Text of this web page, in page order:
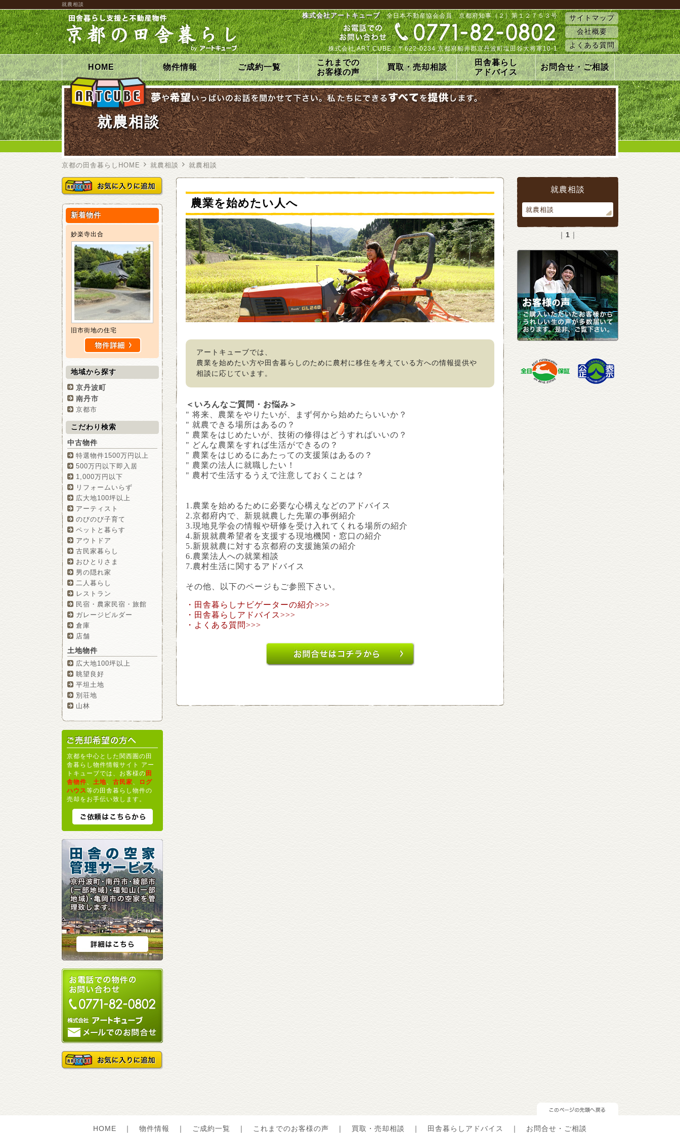
就農相談
株式会社アートキューブ全日本不動産協会会員 京都府知事（２）第１２７５３号
株式会社 ART CUBE：〒622-0234 京都府船井郡京丹波町塩田谷大将軍10-1
サイトマップ
会社概要
よくある質問
HOME 物件情報 ご成約一覧
これまでの
お客様の声
買取・売却相談
田舎暮らし
アドバイス
お問合せ・ご相談
就農相談
京都の田舎暮らしHOME 就農相談 就農相談
農業を始めたい人へ
アートキューブでは、
農業を始めたい方や田舎暮らしのために農村に移住を考えている方への情報提供や
相談に応じています。
＜いろんなご質問・お悩み＞
" 将来、農業をやりたいが、まず何から始めたらいいか？
" 就農できる場所はあるの？
" 農業をはじめたいが、技術の修得はどうすればいいの？
" どんな農業をすれば生活ができるの？
" 農業をはじめるにあたっての支援策はあるの？
" 農業の法人に就職したい！
" 農村で生活するうえで注意しておくことは？
1.農業を始めるために必要な心構えなどのアドバイス
2.京都府内で、新規就農した先輩の事例紹介
3.現地見学会の情報や研修を受け入れてくれる場所の紹介
4.新規就農希望者を支援する現地機関・窓口の紹介
5.新規就農に対する京都府の支援施策の紹介
6.農業法人への就業相談
7.農村生活に関するアドバイス
その他、以下のページもご参照下さい。
・田舎暮らしナビゲーターの紹介>>>
・田舎暮らしアドバイス>>>
・よくある質問>>>
新着物件
妙楽寺出合
旧市街地の住宅
地域から探す
京丹波町
南丹市
京都市
こだわり検索
中古物件
特選物件1500万円以上
500万円以下即入居
1,000万円以下
リフォームいらず
広大地100坪以上
アーティスト
のびのび子育て
ペットと暮らす
アウトドア
古民家暮らし
おひとりさま
男の隠れ家
二人暮らし
レストラン
民宿・農家民宿・旅館
ガレージビルダー
倉庫
店舗
土地物件
広大地100坪以上
眺望良好
平坦土地
別荘地
山林
京都を中心とした関西圏の田
舎暮らし物件情報サイト アー
トキューブでは、お客様の田
舎物件
土地 古民家
ログ
ハウス等の田舎暮らし物件の
売却をお手伝い致します。
就農相談
就農相談
｜ 1 ｜
HOME ｜ 物件情報 ｜ ご成約一覧 ｜ これまでのお客様の声 ｜ 買取・売却相談 ｜ 田舎暮らしアドバイス ｜ お問合せ・ご相談